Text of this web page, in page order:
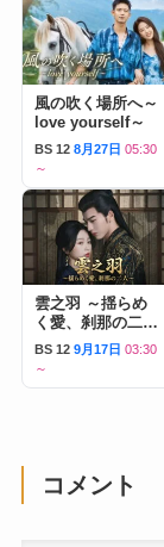
風の吹く場所へ～
love yourself～
BS 12 8月27日 05:30
～
雲之羽 ～揺らめ
く愛、刹那の二人
～
BS 12 9月17日 03:30
～
コメント